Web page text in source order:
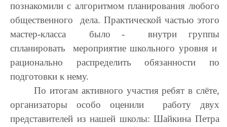
познакомили с алгоритмом планирования любого
общественного дела. Практической частью этого
мастер-класса было - внутри группы
спланировать мероприятие школьного уровня и
рационально распределить обязанности по
подготовки к нему.
По итогам активного участия ребят в слёте,
организаторы особо оценили работу двух
представителей из нашей школы: Шайкина Петра